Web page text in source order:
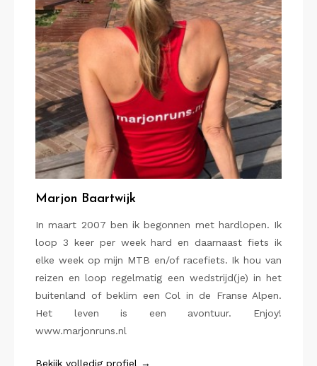
Marjon Baartwijk
In maart 2007 ben ik begonnen met hardlopen. Ik
loop 3 keer per week hard en daarnaast fiets ik
elke week op mijn MTB en/of racefiets. Ik hou van
reizen en loop regelmatig een wedstrijd(je) in het
buitenland of beklim een Col in de Franse Alpen.
Het leven is een avontuur. Enjoy!
www.marjonruns.nl
Bekijk volledig profiel →